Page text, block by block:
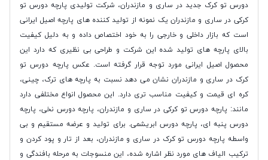
دورس تو کرک جدید در ساری و مازندران، شرکت تولیدی پارچه دورس تو
کرکی در ساری و مازندران یک نمونه از تولید کننده های پارچه اصیل ایرانی
است که بازار داخلی و خارجی را به خود اختصاص داده و به دلیل کیفیت
بالای پارچه های تولید شده این شرکت و طراحی بی نظیری که دارد این
محصول اصیل ایرانی مورد توجه قرار گرفته است. عکس پارچه دورس تو
کرک در ساری و مازندران نشان می دهد نسبت به پارچه های ترک، چینی،
کره ای قیمت و کیفیت مناسب تری دارد. این محصول انواع مختلفی دارد
مانند: پارچه دورس تو کرکی در ساری و مازندران، پارچه دورس نخی، پارچه
دورس پنبه ای، پارچه دورس ابریشمی. برای تولید و عرضه مستقیم و بی
واسطه پارچه دورس تو کرک در ساری و مازندران، بعد از تار و پود کردن و
ترکیب الیاف های مورد نظر اشاره شده، این منسوجات به مرحله بافندگی و